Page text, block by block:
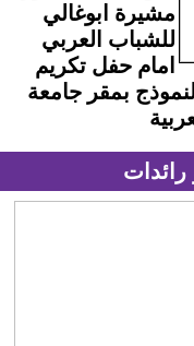
مشيرة ابوغالي
للشباب العربي
امام حفل تكريم
بمقر جامعة
رائدات